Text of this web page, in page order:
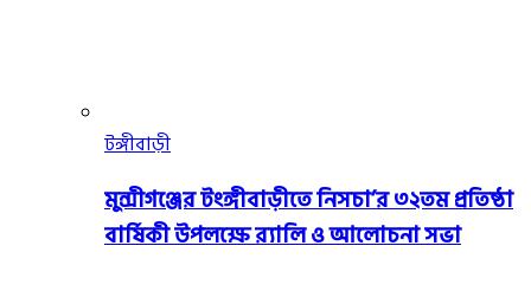
টঙ্গীবাড়ী
মুন্সীগঞ্জের টংঙ্গীবাড়ীতে নিসচা’র ৩২তম প্রতিষ্ঠা
বার্ষিকী উপলক্ষে র‍্যালি ও আলোচনা সভা